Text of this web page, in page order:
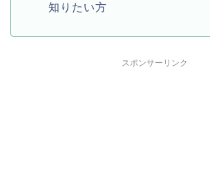
知りたい方
スポンサーリンク